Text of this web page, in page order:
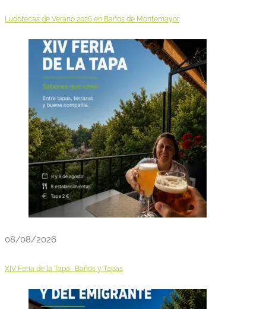
Ludotecas de Verano 2026 en Baños de Montemayor
08/08/2026
XIV Feria de la Tapa · Baños y Tapas